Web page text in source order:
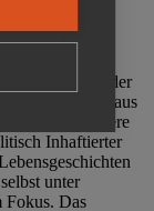
steht die
der
Diktatur.
in der
Unrechts aus
Eine besondere
Inhaftierter
unter
Fokus. Das